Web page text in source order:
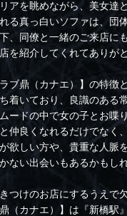
アを眺めながら、美女達
る真っ白いソファは、団
、同僚と一緒のご来店に
を紹介してくれてあり
ブ鼎（カナエ）】の特徴
着いており、良識のある
ードの中で女の子とお喋
仲良くなれるだけでなく
欲しい方や、貴重な人脈
ない出会いもあるかもし
つけのお店にするうえで
鼎（カナエ）】は『新橋